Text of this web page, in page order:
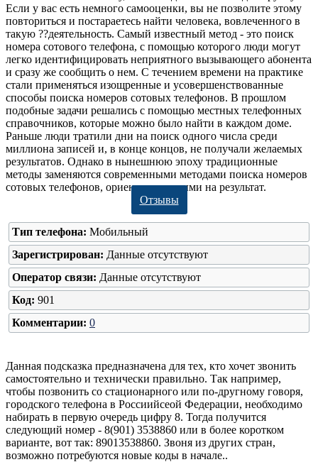
Если у вас есть немного самооценки, вы не позволите этому
повториться и постараетесь найти человека, вовлеченного в
такую ??деятельность. Самый известный метод - это поиск
номера сотового телефона, с помощью которого люди могут
легко идентифицировать неприятного вызывающего абонента
и сразу же сообщить о нем. С течением времени на практике
стали применяться изощренные и усовершенствованные
способы поиска номеров сотовых телефонов. В прошлом
подобные задачи решались с помощью местных телефонных
справочников, которые можно было найти в каждом доме.
Раньше люди тратили дни на поиск одного числа среди
миллиона записей и, в конце концов, не получали желаемых
результатов. Однако в нынешнюю эпоху традиционные
методы заменяются современными методами поиска номеров
сотовых телефонов, ориентированными на результат.
Отзывы
Тип телефона: Мобильный
Зарегистрирован: Данные отсутствуют
Оператор связи: Данные отсутствуют
Код: 901
Комментарии: 0
Данная подсказка предназначена для тех, кто хочет звонить
самостоятельно и технически правильно. Так например,
чтобы позвонить со стационарного или по-другному говоря,
городского телефона в Россиийсеой Федерации, необходимо
набирать в первую очередь цифру 8. Тогда получится
следующий номер - 8(901) 3538860 или в более коротком
варианте, вот так: 89013538860. Звоня из других стран,
возможно потребуются новые коды в начале..